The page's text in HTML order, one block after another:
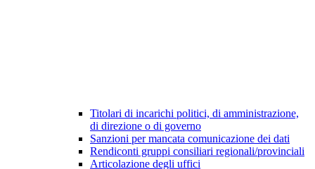
Titolari di incarichi politici, di amministrazione,
di direzione o di governo
Sanzioni per mancata comunicazione dei dati
Rendiconti gruppi consiliari regionali/provinciali
Articolazione degli uffici